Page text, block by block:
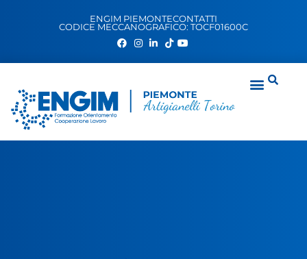
ENGIM PIEMONTECONTATTI
CODICE MECCANOGRAFICO: TOCF01600C